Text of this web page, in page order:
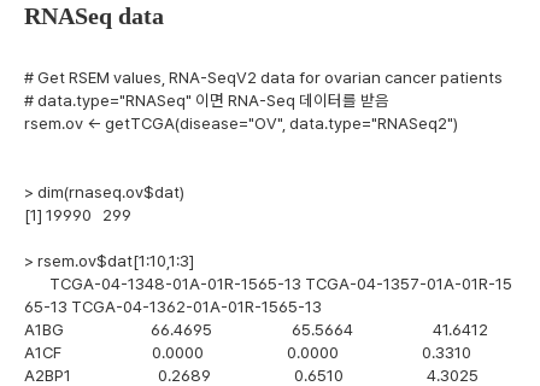
RNASeq data
# Get RSEM values, RNA-SeqV2 data for ovarian cancer patients
# data.type="RNASeq" 이면 RNA-Seq 데이터를 받음
rsem.ov <- getTCGA(disease="OV", data.type="RNASeq2")
> dim(rnaseq.ov$dat)
[1] 19990 299
> rsem.ov$dat[1:10,1:3]
TCGA-04-1348-01A-01R-1565-13 TCGA-04-1357-01A-01R-15
65-13 TCGA-04-1362-01A-01R-1565-13
A1BG 66.4695 65.5664 41.6412
A1CF 0.0000 0.0000 0.3310
A2BP1 0.2689 0.6510 4.3025